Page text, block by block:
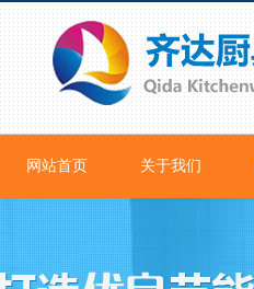
网站首页 关于我们